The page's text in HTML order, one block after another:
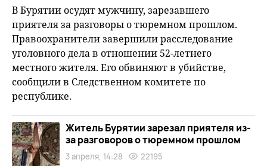
В Бурятии осудят мужчину, зарезавшего
приятеля за разговоры о тюремном прошлом.
Правоохранители завершили расследование
уголовного дела в отношении 52-летнего
местного жителя. Его обвиняют в убийстве,
сообщили в Следственном комитете по
республике.
Житель Бурятии зарезал приятеля из-
за разговоров о тюремном прошлом
3 апреля, 14:28 22195